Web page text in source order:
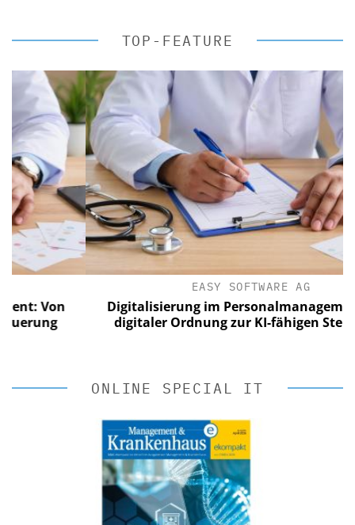
TOP-FEATURE
Von
EASY SOFTWARE AG
Digitalisierung im Personalmanagement:
digitaler Ordnung zur KI-fähigen Steuerung
ONLINE SPECIAL IT